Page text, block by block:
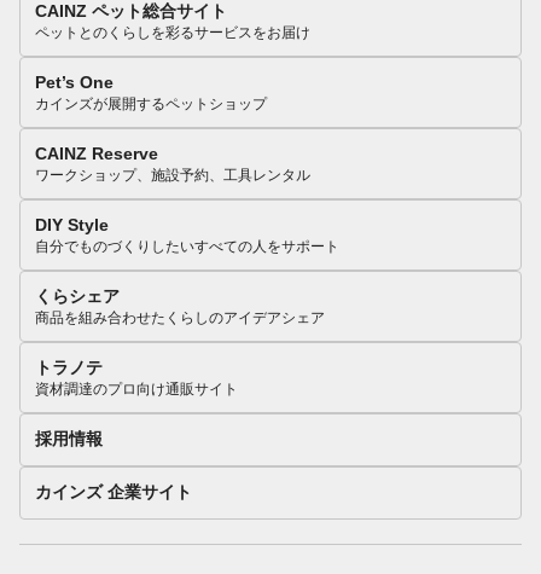
CAINZ ペット総合サイト
ペットとのくらしを彩るサービスをお届け
Pet’s One
カインズが展開するペットショップ
CAINZ Reserve
ワークショップ、施設予約、工具レンタル
DIY Style
自分でものづくりしたいすべての人をサポート
くらシェア
商品を組み合わせたくらしのアイデアシェア
トラノテ
資材調達のプロ向け通販サイト
採用情報
カインズ 企業サイト